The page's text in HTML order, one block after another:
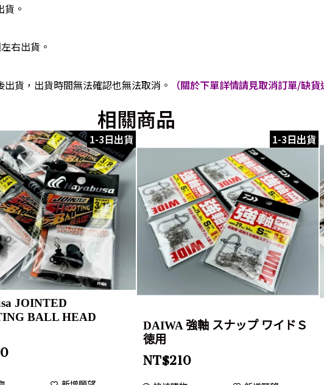
。
右出貨。
貨，出貨時間無法確認也無法取消。 （關於下單詳情請見取消訂單/缺貨
相關商品
1-3日出貨
JOINTED
BALL HEAD
1-3日出貨
DAIWA 強軸 スナップ ワイドＳ
徳用
NT$210